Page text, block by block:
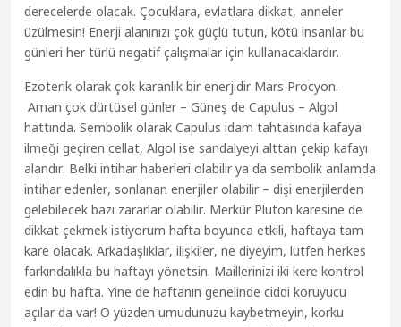
derecelerde olacak. Çocuklara, evlatlara dikkat, anneler
üzülmesin! Enerji alanınızı çok güçlü tutun, kötü insanlar bu
günleri her türlü negatif çalışmalar için kullanacaklardır.
Ezoterik olarak çok karanlık bir enerjidir Mars Procyon.
Aman çok dürtüsel günler – Güneş de Capulus – Algol
hattında. Sembolik olarak Capulus idam tahtasında kafaya
ilmeği geçiren cellat, Algol ise sandalyeyi alttan çekip kafayı
alandır. Belki intihar haberleri olabilir ya da sembolik anlamda
intihar edenler, sonlanan enerjiler olabilir – dişi enerjilerden
gelebilecek bazı zararlar olabilir. Merkür Pluton karesine de
dikkat çekmek istiyorum hafta boyunca etkili, haftaya tam
kare olacak. Arkadaşlıklar, ilişkiler, ne diyeyim, lütfen herkes
farkındalıkla bu haftayı yönetsin. Maillerinizi iki kere kontrol
edin bu hafta. Yine de haftanın genelinde ciddi koruyucu
açılar da var! O yüzden umudunuzu kaybetmeyin, korku